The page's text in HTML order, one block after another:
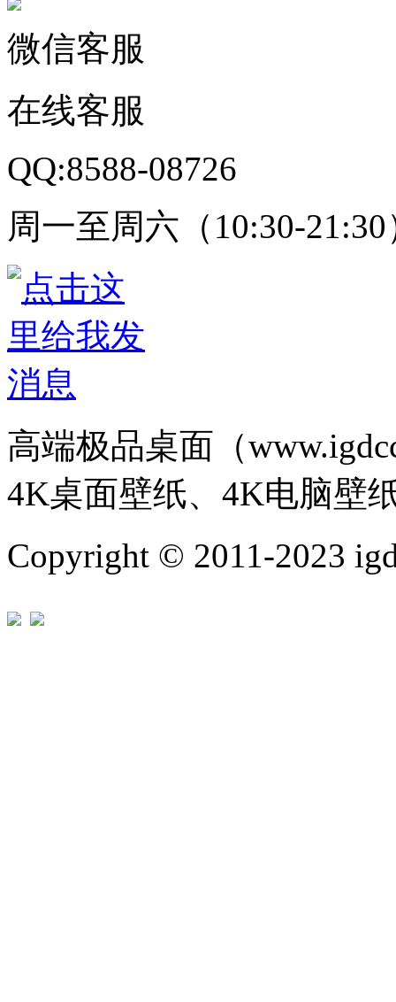
微信客服
在线客服
QQ:8588-08726
周一至周六（10:30-21:30
高端极品桌面（
4K桌面壁纸、4K电脑壁
Copyright © 2011-2023